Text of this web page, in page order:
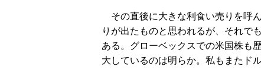
その直後に大きな利食い売りを呼
りが出たものと思われるが、それで
ある。グローベックスでの米国株も
大しているのは明らか。私もまたド